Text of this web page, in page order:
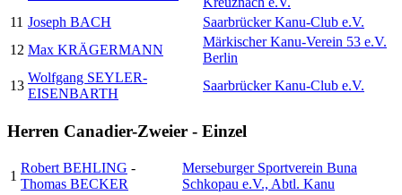
11 Joseph BACH
Saarbrücker Kanu-Club e.V.
12 Max KRÄGERMANN
Märkischer Kanu-Verein 53 e.V.
Berlin
13
Wolfgang SEYLER-
EISENBARTH
Saarbrücker Kanu-Club e.V.
Herren Canadier-Zweier - Einzel
1
Robert BEHLING -
Thomas BECKER
Merseburger Sportverein Buna
Schkopau e.V., Abtl. Kanu